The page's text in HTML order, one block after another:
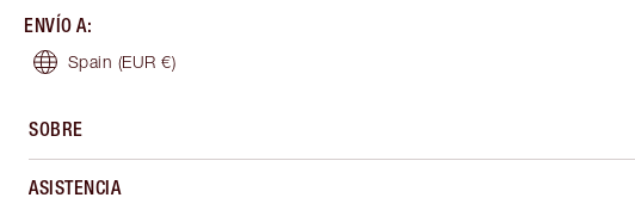
ENVÍO A:
Spain (EUR €)
SOBRE
ASISTENCIA